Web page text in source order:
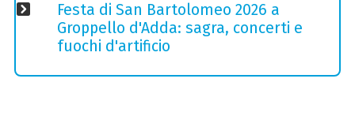
Festa di San Bartolomeo 2026 a
Groppello d'Adda: sagra, concerti e
fuochi d'artificio